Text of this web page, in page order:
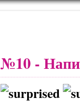
№10 -